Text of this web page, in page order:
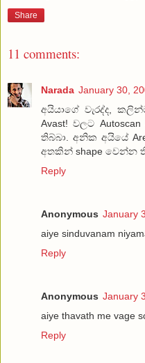
Share
11 comments:
Narada January 30,
අයියාගේ වැරද්ද,
Avast! වලට
තිබ්බා. අනික අයියේ
අතකින් shape වෙන්න
Reply
Anonymous January
aiye sinduvanam
Reply
Anonymous January
aiye thavath me vage
Reply